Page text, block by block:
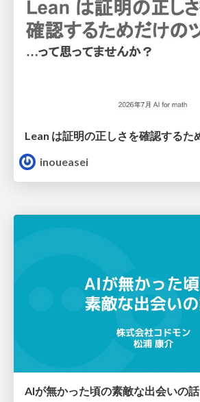
inoueasei
AIが無かった頃の素敵な出会いの話